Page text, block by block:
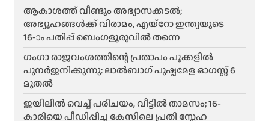
ആകാശത്ത് വീണ്ടും അഭ്യാസക്കടൽ;
അഭ്യൂഹങ്ങൾക്ക് വിരാമം, എയ്റോ ഇന്ത്യയുടെ
16-ാം പതിപ്പ് ബെംഗളൂരുവിൽ തന്നെ
ഗംഗാ രാജവംശത്തിന്റെ പ്രതാപം പൂക്കളിൽ
പുനർജനിക്കുന്നു: ലാൽബാഗ് പുഷ്പമേള ഓഗസ്റ്റ് 6
മുതൽ
ജയിലിൽ വെച്ച് പരിചയം, വീട്ടിൽ താമസം; 16-
കാരിയെ പീഡിപ്പിച്ച കേസിലെ പ്രതി സ്നേഹ